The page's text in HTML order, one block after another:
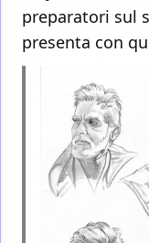
preparatori sul
presenta con